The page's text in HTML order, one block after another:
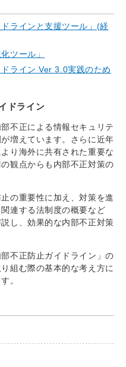
ラインと支援ツール」(経
ツール」
ライン Ver 3.0実践のため
ドライン
不正による情報セキュリテ
増えています。さらに近年
り海外に共有された重要な
観点からも内部不正対策の
の重要性に加え、対策を進
連する法制度の概要など
し、効果的な内部不正対策
不正防止ガイドライン」の
組む際の基本的な考え方に
。